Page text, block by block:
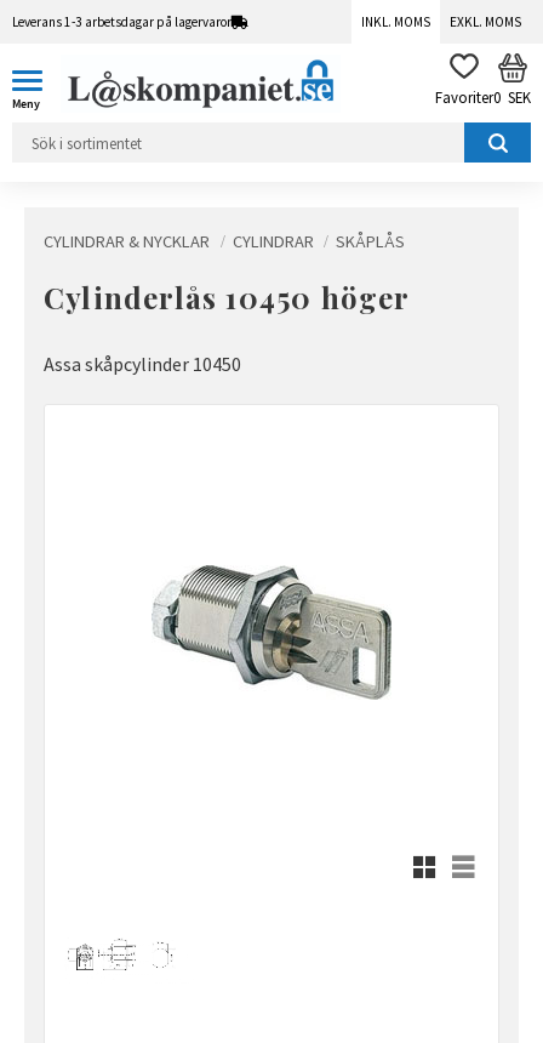
Leverans 1-3 arbetsdagar på lagervaror INKL. MOMS EXKL. MOMS
FAVORITER
0 SEK
CYLINDRAR & NYCKLAR CYLINDRAR SKÅPLÅS
Cylinderlås 10450 höger
Assa skåpcylinder 10450
Rutnätsvy
Listvy